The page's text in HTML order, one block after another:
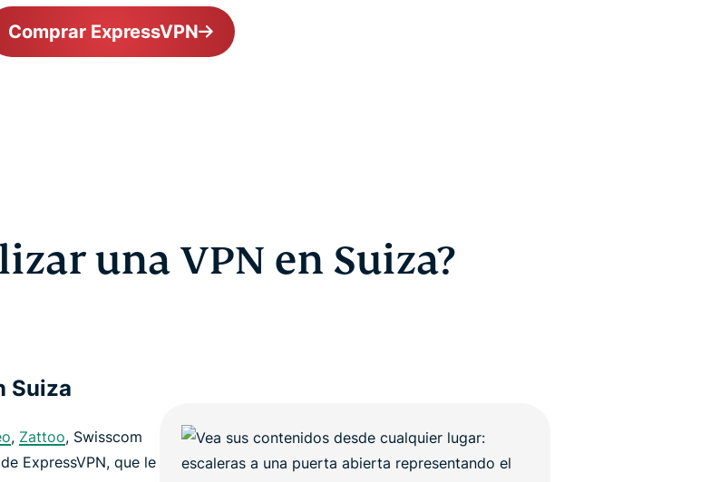
Comprar ExpressVPN
una VPN en Suiza?
Suiza
, Zattoo, Swisscom
ExpressVPN, que le